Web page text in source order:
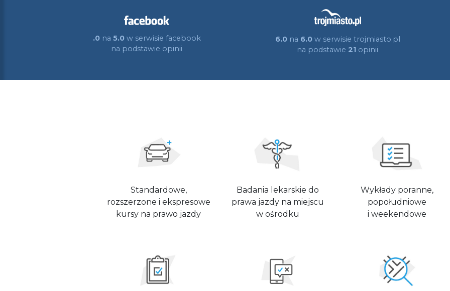
.0na 5.0w serwisie facebook
na podstawie opinii
6.0na 6.0w serwisie trojmiasto.pl
na podstawie 21 opinii
Standardowe,
rozszerzone i ekspresowe
kursy na prawo jazdy
Badania lekarskie do
prawa jazdy na miejscu
w ośrodku
Wykłady poranne,
popołudniowe
i weekendowe